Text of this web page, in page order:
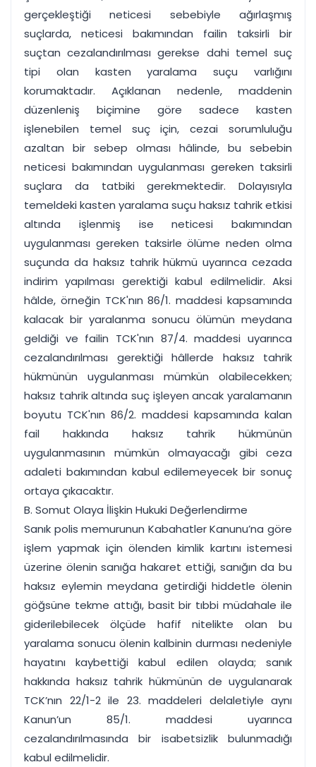
gerçekleştiği neticesi sebebiyle ağırlaşmış
suçlarda, neticesi bakımından failin taksirli bir
suçtan cezalandırılması gerekse dahi temel suç
tipi olan kasten yaralama suçu varlığını
korumaktadır. Açıklanan nedenle, maddenin
düzenleniş biçimine göre sadece kasten
işlenebilen temel suç için, cezai sorumluluğu
azaltan bir sebep olması hâlinde, bu sebebin
neticesi bakımından uygulanması gereken taksirli
suçlara da tatbiki gerekmektedir. Dolayısıyla
temeldeki kasten yaralama suçu haksız tahrik etkisi
altında işlenmiş ise neticesi bakımından
uygulanması gereken taksirle ölüme neden olma
suçunda da haksız tahrik hükmü uyarınca cezada
indirim yapılması gerektiği kabul edilmelidir. Aksi
hâlde, örneğin TCK'nın 86/1. maddesi kapsamında
kalacak bir yaralanma sonucu ölümün meydana
geldiği ve failin TCK'nın 87/4. maddesi uyarınca
cezalandırılması gerektiği hâllerde haksız tahrik
hükmünün uygulanması mümkün olabilecekken;
haksız tahrik altında suç işleyen ancak yaralamanın
boyutu TCK'nın 86/2. maddesi kapsamında kalan
fail hakkında haksız tahrik hükmünün
uygulanmasının mümkün olmayacağı gibi ceza
adaleti bakımından kabul edilemeyecek bir sonuç
ortaya çıkacaktır.
B. Somut Olaya İlişkin Hukuki Değerlendirme
Sanık polis memurunun Kabahatler Kanunu’na göre
işlem yapmak için ölenden kimlik kartını istemesi
üzerine ölenin sanığa hakaret ettiği, sanığın da bu
haksız eylemin meydana getirdiği hiddetle ölenin
göğsüne tekme attığı, basit bir tıbbi müdahale ile
giderilebilecek ölçüde hafif nitelikte olan bu
yaralama sonucu ölenin kalbinin durması nedeniyle
hayatını kaybettiği kabul edilen olayda; sanık
hakkında haksız tahrik hükmünün de uygulanarak
TCK’nın 22/1-2 ile 23. maddeleri delaletiyle aynı
Kanun’un 85/1. maddesi uyarınca
cezalandırılmasında bir isabetsizlik bulunmadığı
kabul edilmelidir.